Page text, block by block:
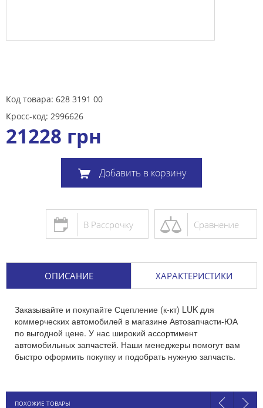
Код товара: 628 3191 00
Кросс-код: 2996626
21228 грн
Добавить в корзину
Сравнение
В Рассрочку
ОПИСАНИЕ ХАРАКТЕРИСТИКИ
Заказывайте и покупайте Сцепление (к-кт) LUK для
коммерческих автомобилей в магазине Автозапчасти-ЮА
по выгодной цене. У нас широкий ассортимент
автомобильных запчастей. Наши менеджеры помогут вам
быстро оформить покупку и подобрать нужную запчасть.
ПОХОЖИЕ ТОВАРЫ